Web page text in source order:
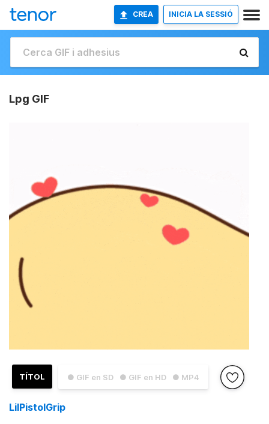
CREA INICIA LA SESSIÓ
Lpg GIF
● GIF en SD ● GIF en HD ● MP4
TÍTOL
LilPistolGrip